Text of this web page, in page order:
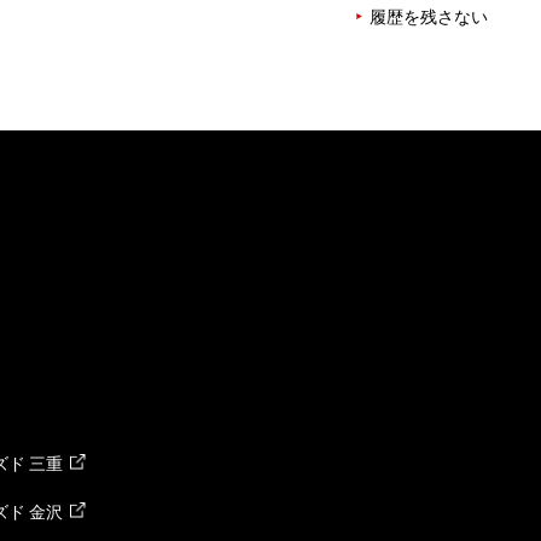
履歴を残さない
ド 三重
ド 金沢